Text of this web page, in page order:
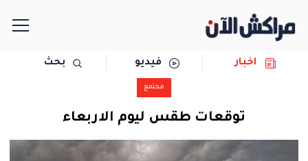
سياسة
اخبار فيديو بحث
مجتمع
توقعات طقس ليوم الاربعاء